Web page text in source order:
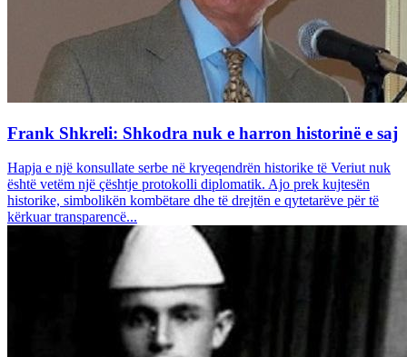
Frank Shkreli: Shkodra nuk e harron historinë e saj
Hapja e një konsullate serbe në kryeqendrën historike të Veriut nuk
është vetëm një çështje protokolli diplomatik. Ajo prek kujtesën
historike, simbolikën kombëtare dhe të drejtën e qytetarëve për të
kërkuar transparencë...